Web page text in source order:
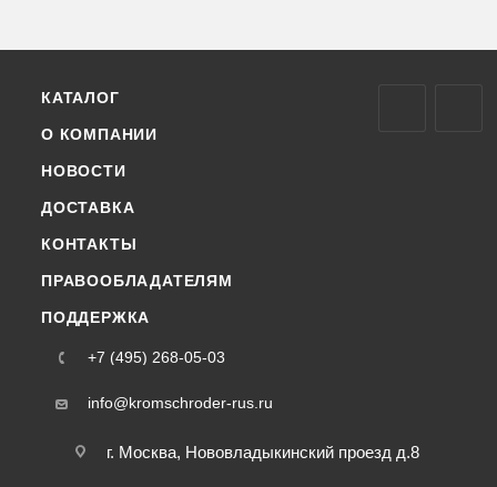
КАТАЛОГ
О КОМПАНИИ
НОВОСТИ
ДОСТАВКА
КОНТАКТЫ
ПРАВООБЛАДАТЕЛЯМ
ПОДДЕРЖКА
+7 (495) 268-05-03
info@kromschroder-rus.ru
г. Москва, Нововладыкинский проезд д.8